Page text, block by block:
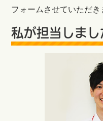
フォームさせていただき
私が担当しまし